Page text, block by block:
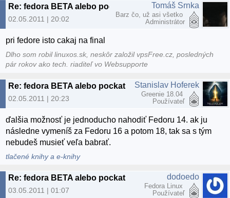
Re: fedora BETA alebo pockat
02.05.2011 | 20:02
Tomáš Srnka
Barz čo, už asi všetko
Administrátor
pri fedore isto cakaj na final
Dlho som robil linuxos.sk, neskôr založil vpsFree.cz, posledných
pár rokov ako tech. riaditeľ vo Websupporte
Re: fedora BETA alebo pockat
02.05.2011 | 20:23
Stanislav Hoferek
Greenie 18.04
Používateľ
ďalšia možnosť je jednoducho nahodiť Fedoru 14. ak ju
následne vymeníš za Fedoru 16 a potom 18, tak sa s tým
nebudeš musieť veľa babrať.
tlačené knihy a e-knihy
Re: fedora BETA alebo pockat
03.05.2011 | 01:07
dodoedo
Fedora Linux
Používateľ